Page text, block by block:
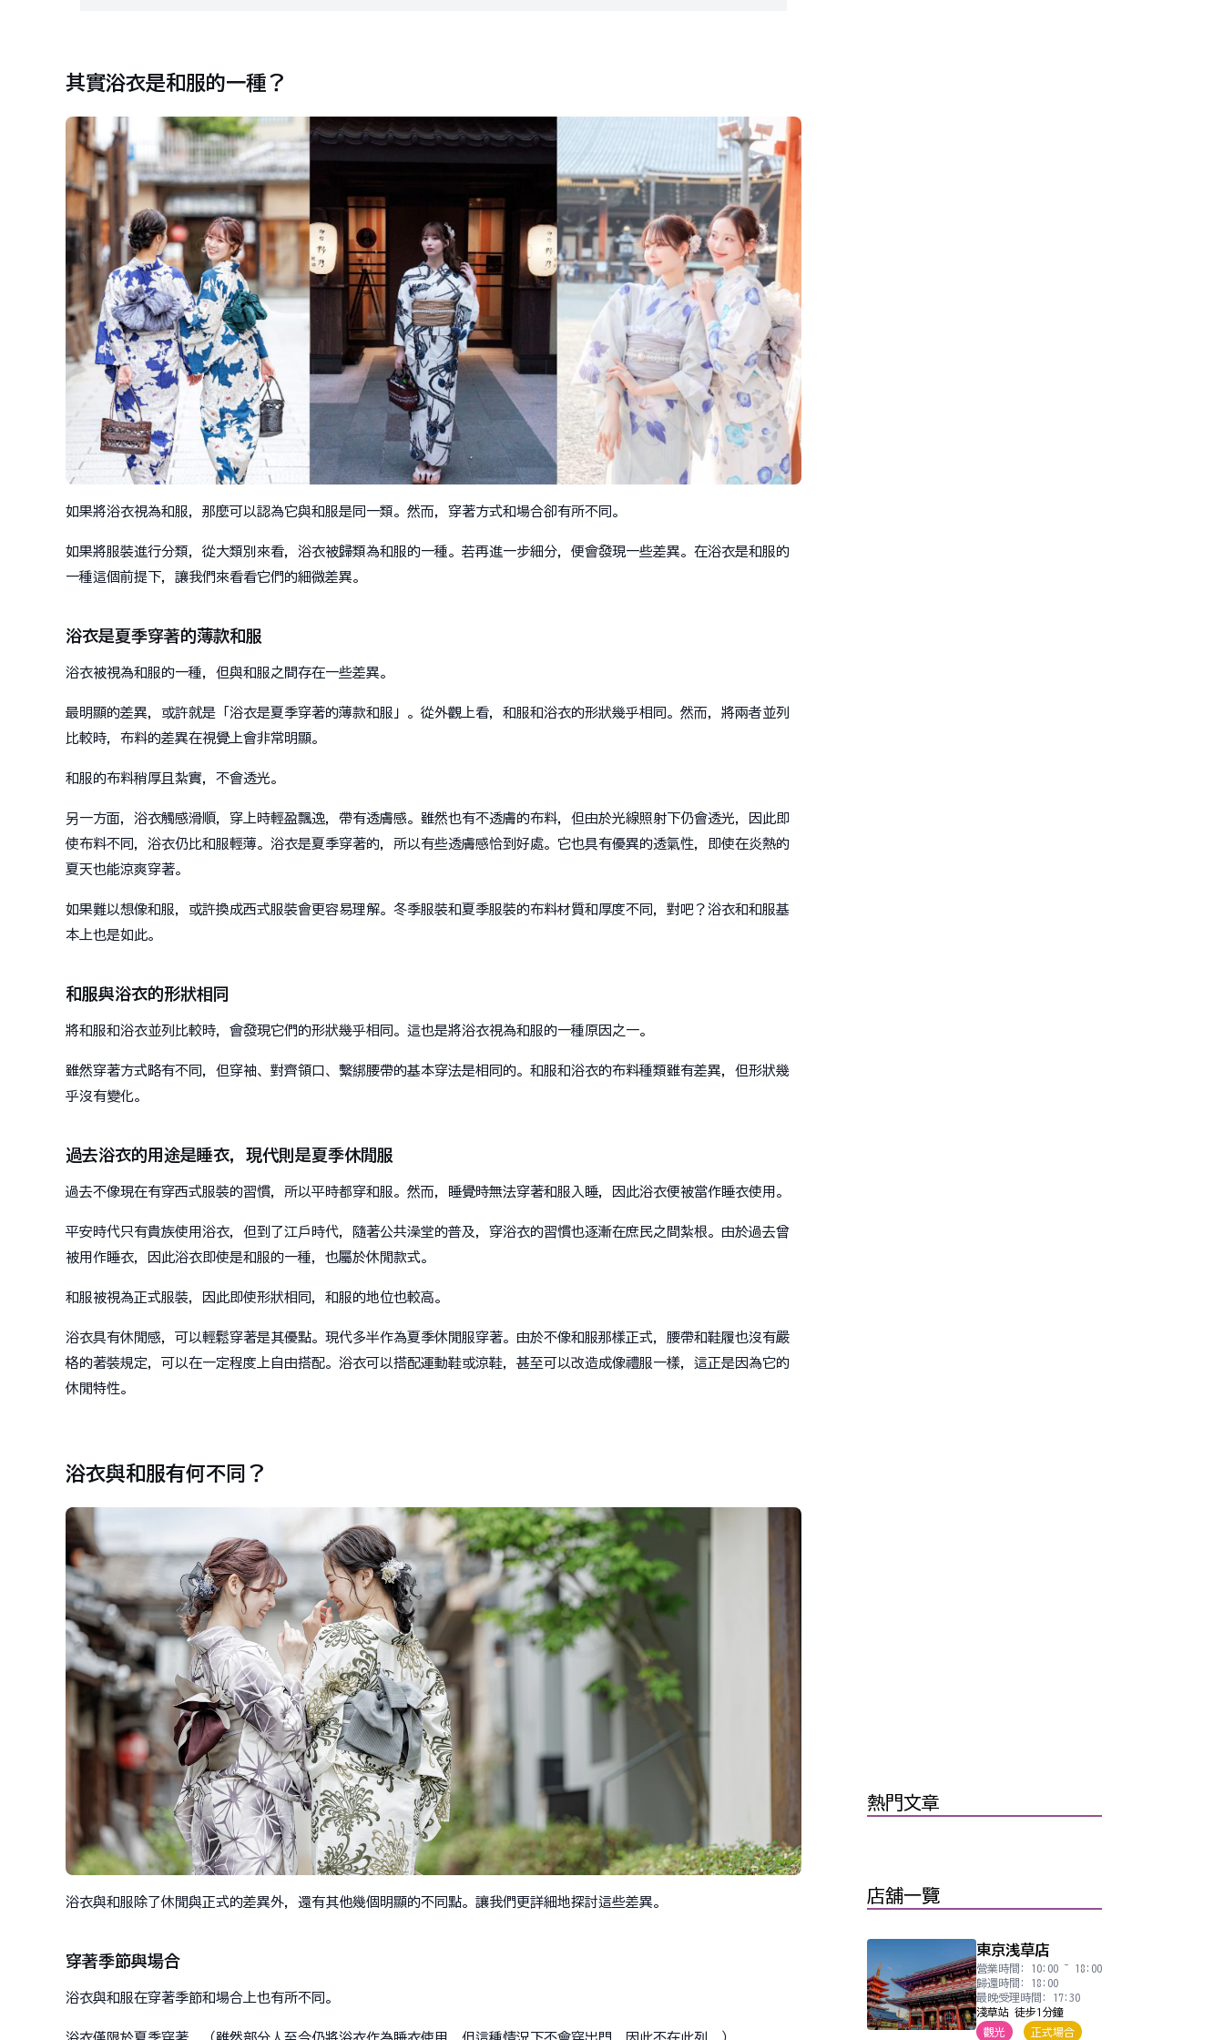
其實浴衣是和服的一種？
如果將浴衣視為和服，那麼可以認為它與和服是同一類。然而，穿著方式和場合卻有所不同。
如果將服裝進行分類，從大類別來看，浴衣被歸類為和服的一種。若再進一步細分，便會發現一些差異。在浴衣是和服的
一種這個前提下，讓我們來看看它們的細微差異。
浴衣是夏季穿著的薄款和服
浴衣被視為和服的一種，但與和服之間存在一些差異。
最明顯的差異，或許就是「浴衣是夏季穿著的薄款和服」。從外觀上看，和服和浴衣的形狀幾乎相同。然而，將兩者並列
比較時，布料的差異在視覺上會非常明顯。
和服的布料稍厚且紮實，不會透光。
另一方面，浴衣觸感滑順，穿上時輕盈飄逸，帶有透膚感。雖然也有不透膚的布料，但由於光線照射下仍會透光，因此即
使布料不同，浴衣仍比和服輕薄。浴衣是夏季穿著的，所以有些透膚感恰到好處。它也具有優異的透氣性，即使在炎熱的
夏天也能涼爽穿著。
如果難以想像和服，或許換成西式服裝會更容易理解。冬季服裝和夏季服裝的布料材質和厚度不同，對吧？浴衣和和服基
本上也是如此。
和服與浴衣的形狀相同
將和服和浴衣並列比較時，會發現它們的形狀幾乎相同。這也是將浴衣視為和服的一種原因之一。
雖然穿著方式略有不同，但穿袖、對齊領口、繫綁腰帶的基本穿法是相同的。和服和浴衣的布料種類雖有差異，但形狀幾
乎沒有變化。
過去浴衣的用途是睡衣，現代則是夏季休閒服
過去不像現在有穿西式服裝的習慣，所以平時都穿和服。然而，睡覺時無法穿著和服入睡，因此浴衣便被當作睡衣使用。
平安時代只有貴族使用浴衣，但到了江戶時代，隨著公共澡堂的普及，穿浴衣的習慣也逐漸在庶民之間紮根。由於過去曾
被用作睡衣，因此浴衣即使是和服的一種，也屬於休閒款式。
和服被視為正式服裝，因此即使形狀相同，和服的地位也較高。
浴衣具有休閒感，可以輕鬆穿著是其優點。現代多半作為夏季休閒服穿著。由於不像和服那樣正式，腰帶和鞋履也沒有嚴
格的著裝規定，可以在一定程度上自由搭配。浴衣可以搭配運動鞋或涼鞋，甚至可以改造成像禮服一樣，這正是因為它的
休閒特性。
浴衣與和服有何不同？
浴衣與和服除了休閒與正式的差異外，還有其他幾個明顯的不同點。讓我們更詳細地探討這些差異。
穿著季節與場合
浴衣與和服在穿著季節和場合上也有所不同。
熱門文章
店舖一覽
東京浅草店
營業時間: 10:00 ~ 18:00
歸還時間: 18:00
最晚受理時間: 17:30
淺草站 徒步1分鐘
觀光
正式場合